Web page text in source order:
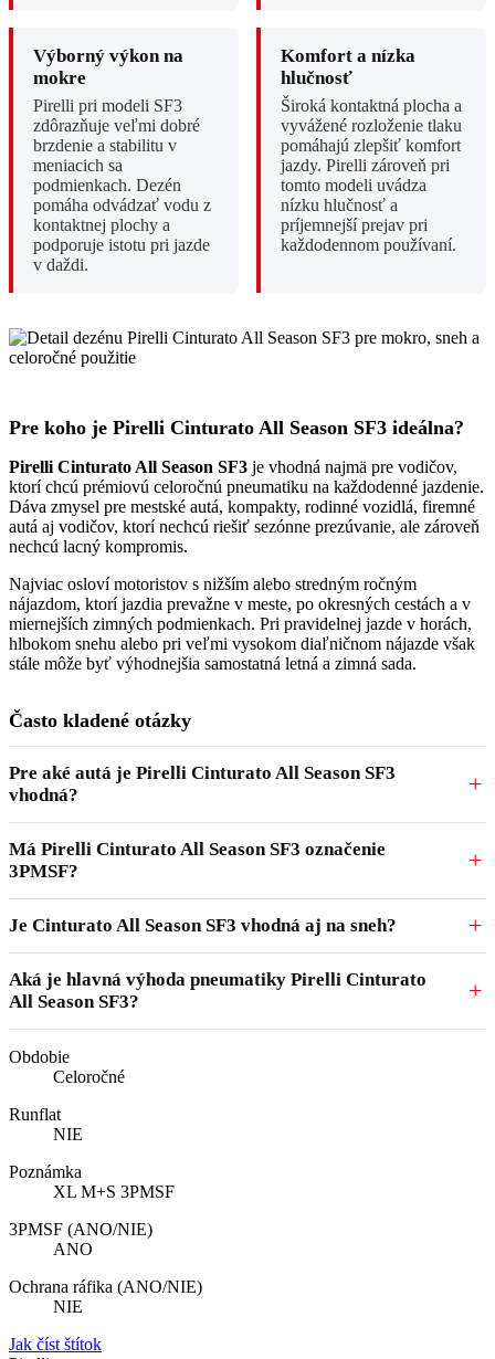
Výborný výkon na
mokre
Pirelli pri modeli SF3
zdôrazňuje veľmi dobré
brzdenie a stabilitu v
meniacich sa
podmienkach. Dezén
pomáha odvádzať vodu z
kontaktnej plochy a
podporuje istotu pri jazde
v daždi.
Komfort a nízka
hlučnosť
Široká kontaktná plocha a
vyvážené rozloženie tlaku
pomáhajú zlepšiť komfort
jazdy. Pirelli zároveň pri
tomto modeli uvádza
nízku hlučnosť a
príjemnejší prejav pri
každodennom používaní.
Pre koho je Pirelli Cinturato All Season SF3 ideálna?
Pirelli Cinturato All Season SF3 je vhodná najmä pre vodičov,
ktorí chcú prémiovú celoročnú pneumatiku na každodenné jazdenie.
Dáva zmysel pre mestské autá, kompakty, rodinné vozidlá, firemné
autá aj vodičov, ktorí nechcú riešiť sezónne prezúvanie, ale zároveň
nechcú lacný kompromis.
Najviac osloví motoristov s nižším alebo stredným ročným
nájazdom, ktorí jazdia prevažne v meste, po okresných cestách a v
miernejších zimných podmienkach. Pri pravidelnej jazde v horách,
hlbokom snehu alebo pri veľmi vysokom diaľničnom nájazde však
stále môže byť výhodnejšia samostatná letná a zimná sada.
Často kladené otázky
Pre aké autá je Pirelli Cinturato All Season SF3
vhodná?
Má Pirelli Cinturato All Season SF3 označenie
3PMSF?
Je Cinturato All Season SF3 vhodná aj na sneh?
Aká je hlavná výhoda pneumatiky Pirelli Cinturato
All Season SF3?
Obdobie
Celoročné
Runflat
NIE
Poznámka
XL M+S 3PMSF
3PMSF (ANO/NIE)
ANO
Ochrana ráfika (ANO/NIE)
NIE
Jak číst štítok